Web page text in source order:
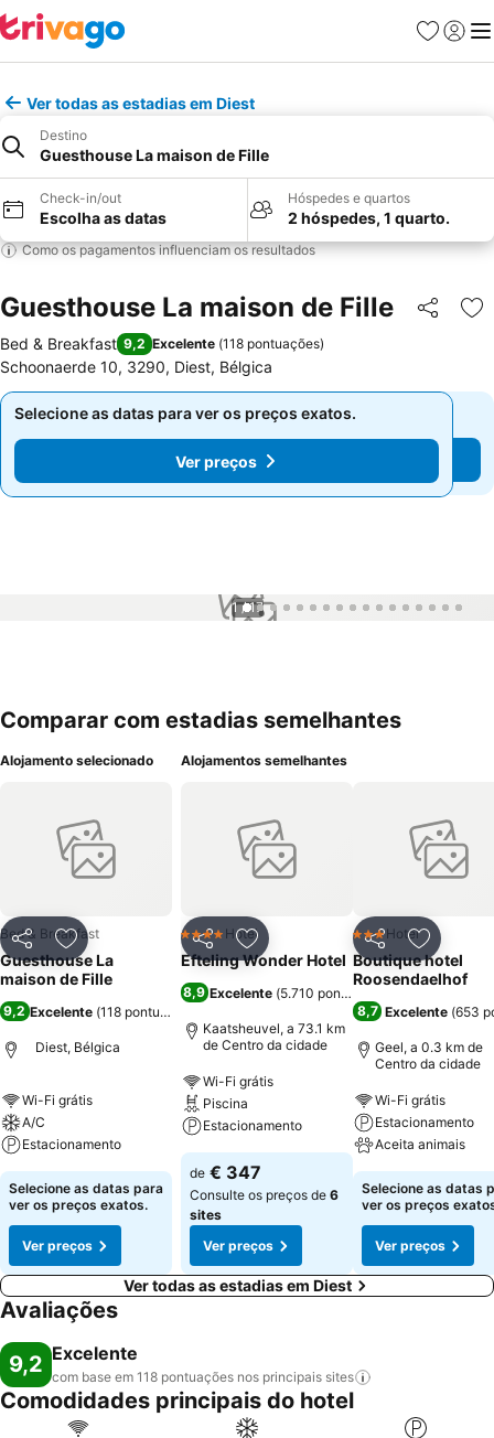
Favoritos
Iniciar
Ver todas as estadias em Diest
Destino
Guesthouse La maison de Fille
Check-in/out
Escolha as datas
Hóspedes e quartos
2 hóspedes, 1 quarto.
Como os pagamentos influenciam os resultados
Guesthouse La maison de Fille Partilhar
Bed & Breakfast 9,2 Excelente (118 pontuações)
Schoonaerde 10, 3290, Diest, Bélgica
Selecione as datas para ver os preços exatos.
Ver preços
Selecione as datas para ver os preços exatos.
Ver preços
1 / 17
Comparar com estadias semelhantes
Alojamento selecionado
PartilharAdicionar aos favoritos
Bed & Breakfast
Guesthouse La
maison de Fille
9,2 Excelente (118 pontuações
Diest, Bélgica
Wi-Fi grátis
A/C
Estacionamento
Selecione as datas para
ver os preços exatos.
Ver preços
Alojamentos semelhantes
PartilharAdicionar aos favoritos
4 EstrelasHotel
Efteling Wonder Hotel
8,9 Excelente (5.710 pontuações
Kaatsheuvel, a 73.1 km
de Centro da cidade
Wi-Fi grátis
Piscina
Estacionamento
de € 347
Consulte os preços de 6
sites
Ver preços
Partilhar
3 Estrelas
Hotel
Boutique hotel
Roosendaelhof
8,7 Excelente (653
Geel, a 0.3 km de
Centro da cidade
Wi-Fi grátis
Estacionamento
Aceita animais
Selecione as datas
ver os preços
Ver preços
Ver todas as estadias em Diest
Avaliações
9,2 Excelente
com base em 118 pontuações nos principais sites
Comodidades principais do hotel